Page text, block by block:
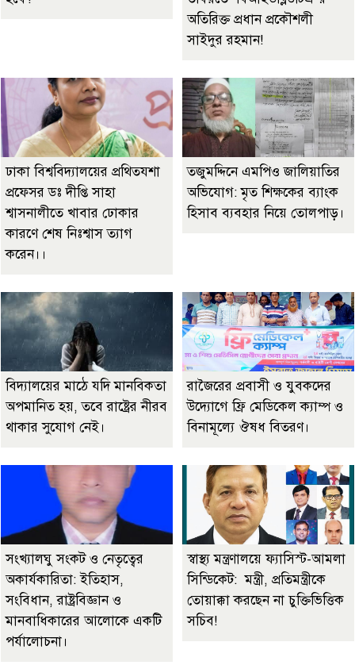
অতিরিক্ত প্রধান প্রকৌশলী
সাইদুর রহমান!
ঢাকা বিশ্ববিদ্যালয়ের প্রথিতযশা
প্রফেসর ডঃ দীপ্তি সাহা
শ্বাসনালীতে খাবার ঢোকার
কারণে শেষ নিঃশ্বাস ত্যাগ
করেন।।
তজুমদ্দিনে এমপিও জালিয়াতির
অভিযোগ: মৃত শিক্ষকের ব্যাংক
হিসাব ব্যবহার নিয়ে তোলপাড়।
বিদ্যালয়ের মাঠে যদি মানবিকতা
অপমানিত হয়, তবে রাষ্ট্রের নীরব
থাকার সুযোগ নেই।
রাজৈরের‌ প্রবাসী ও যুবকদের
উদ্যোগে ফ্রি মেডিকেল ক্যাম্প ও
বিনামূল্যে ঔষধ বিতরণ।
সংখ্যালঘু সংকট ও নেতৃত্বের
অকার্যকারিতা: ইতিহাস,
সংবিধান, রাষ্ট্রবিজ্ঞান ও
মানবাধিকারের আলোকে একটি
পর্যালোচনা।
স্বাস্থ্য মন্ত্রণালয়ে ফ্যাসিস্ট-আমলা
সিন্ডিকেট: মন্ত্রী, প্রতিমন্ত্রীকে
তোয়াক্কা করছেন না চুক্তিভিত্তিক
সচিব!